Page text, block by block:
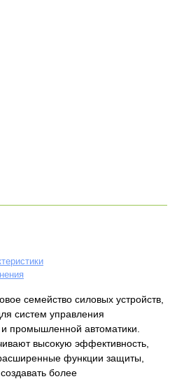
семейство силовых устройств,
систем управления
и промышленной автоматики.
высокую эффективность,
функции защиты,
более